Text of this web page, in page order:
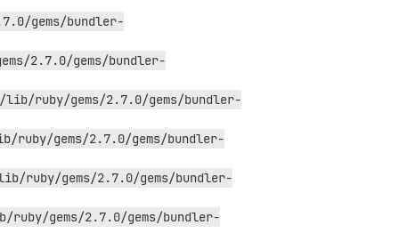
gems/bundler-
2.7.0/gems/bundler-
ruby/gems/2.7.0/gems/bundler-
gems/2.7.0/gems/bundler-
gems/2.7.0/gems/bundler-
gems/2.7.0/gems/bundler-